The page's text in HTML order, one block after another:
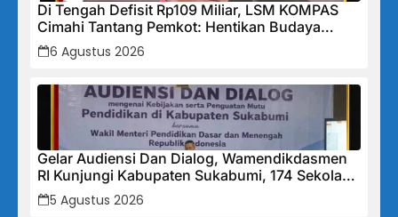
Di Tengah Defisit Rp109 Miliar, LSM KOMPAS
Cimahi Tantang Pemkot: Hentikan Budaya
Tutup-Tutupan, Buka Data Keuangan Sekarang!
6 Agustus 2026
Gelar Audiensi Dan Dialog, Wamendikdasmen
RI Kunjungi Kabupaten Sukabumi, 174 Sekolah
Mendapat Bantuan Rehabilitasi
5 Agustus 2026